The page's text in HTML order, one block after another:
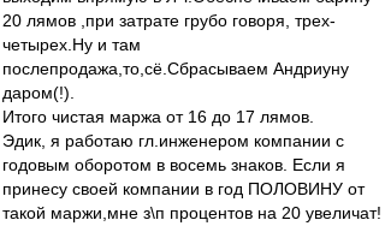
20 лямов ,при затрате грубо говоря, трех-
четырех.Ну и там
послепродажа,то,сё.Сбрасываем Андриуну
даром(!).
Итого чистая маржа от 16 до 17 лямов.
Эдик, я работаю гл.инженером компании с
годовым оборотом в восемь знаков. Если я
принесу своей компании в год ПОЛОВИНУ от
такой маржи,мне з\п процентов на 20 увеличат!